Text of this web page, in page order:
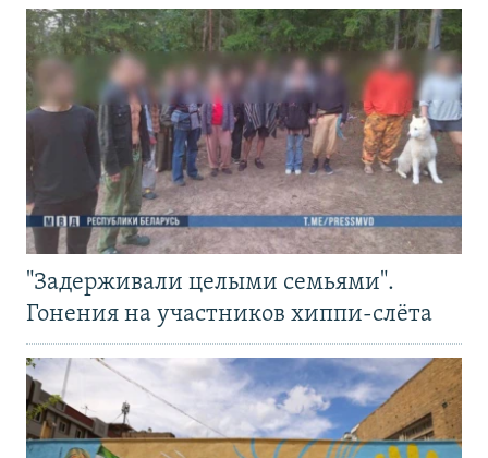
"Задерживали целыми семьями".
Гонения на участников хиппи-слёта